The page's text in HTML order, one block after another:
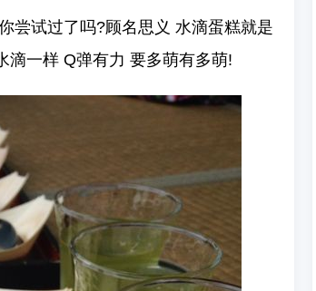
尝试过了吗?顾名思义 水滴蛋糕就是
滴一样 Q弹有力 要多萌有多萌!